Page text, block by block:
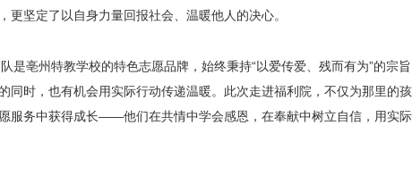
更坚定了以自身力量回报社会、温暖他人的决心。
是亳州特教学校的特色志愿品牌，始终秉持“以爱传爱、残而有为”的宗
同时，也有机会用实际行动传递温暖。此次走进福利院，不仅为那里的
服务中获得成长——他们在共情中学会感恩，在奉献中树立自信，用实